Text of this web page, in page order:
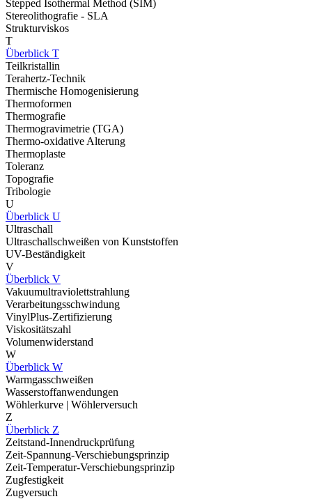
Stepped Isothermal Method (SIM)
Stereolithografie - SLA
Strukturviskos
T
Überblick T
Teilkristallin
Terahertz-Technik
Thermische Homogenisierung
Thermoformen
Thermografie
Thermogravimetrie (TGA)
Thermo-oxidative Alterung
Thermoplaste
Toleranz
Topografie
Tribologie
U
Überblick U
Ultraschall
Ultraschallschweißen von Kunststoffen
UV-Beständigkeit
V
Überblick V
Vakuumultraviolettstrahlung
Verarbeitungsschwindung
VinylPlus-Zertifizierung
Viskositätszahl
Volumenwiderstand
W
Überblick W
Warmgasschweißen
Wasserstoffanwendungen
Wöhlerkurve | Wöhlerversuch
Z
Überblick Z
Zeitstand-Innendruckprüfung
Zeit-Spannung-Verschiebungsprinzip
Zeit-Temperatur-Verschiebungsprinzip
Zugfestigkeit
Zugversuch